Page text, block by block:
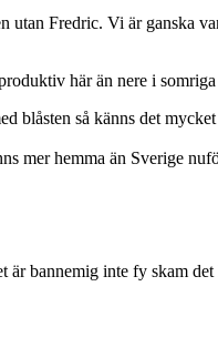
utan Fredric. Vi är
här än nere i
blåsten så känns det
mer hemma än Sverige
bannemig inte fy skam